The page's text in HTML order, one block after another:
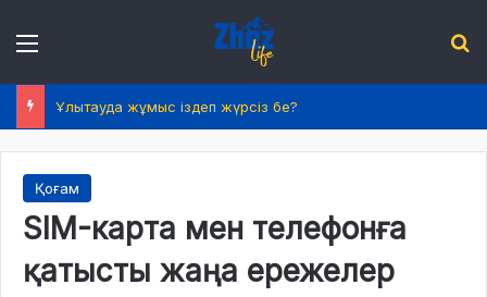
Ұлытауда жұмыс іздеп жүрсіз бе?
Қоғам
SIM-карта мен телефонға
қатысты жаңа ережелер